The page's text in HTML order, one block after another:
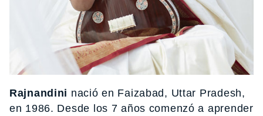
Rajnandini nació en Faizabad, Uttar Pradesh,
en 1986. Desde los 7 años comenzó a aprender